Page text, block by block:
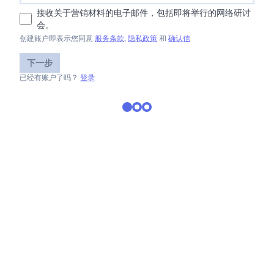
接收关于营销材料的电子邮件，包括即将举行的网络研讨
会。
创建账户即表示您同意 服务条款, 隐私政策 和 确认信
下一步
已经有账户了吗？ 登录